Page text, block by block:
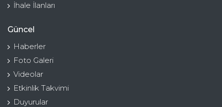
İhale İlanları
Güncel
Haberler
Foto Galeri
Videolar
Etkinlik Takvimi
Duyurular